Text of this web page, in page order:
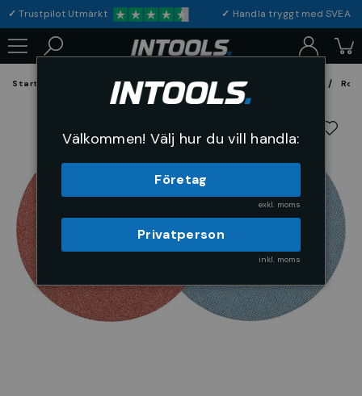
✓Trustpilot Utmärkt ✓ Handla tryggt med
Startsida Förbrukning & Maskintillbehör Fil, Slip och Borstar
Välkommen! Välj hur du vill handla:
Företag
exkl. moms
Privatperson
inkl. moms